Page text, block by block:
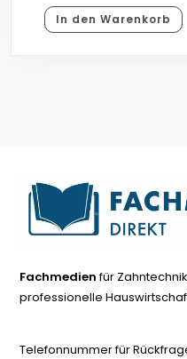
In den Warenkorb
Fachmedienfür
professionelle
Telefonnummer für